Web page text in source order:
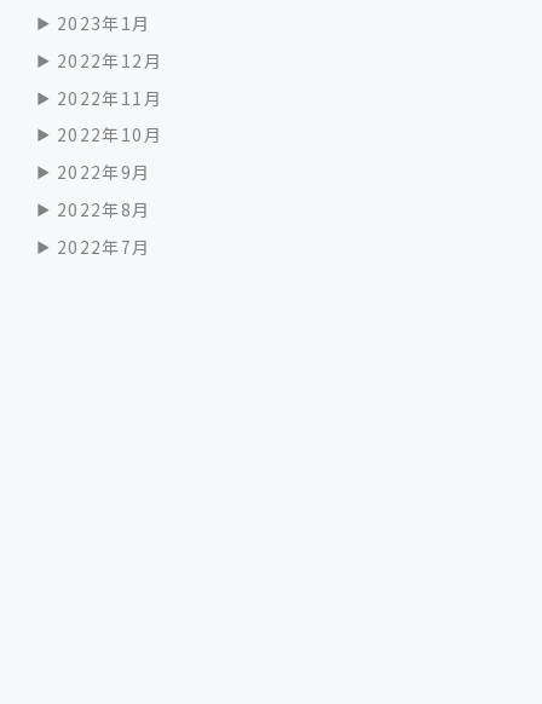
2023年1月
2022年12月
2022年11月
2022年10月
2022年9月
2022年8月
2022年7月